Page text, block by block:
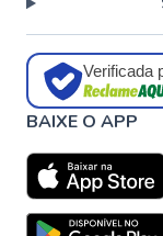
Verificada
BAIXE O APP